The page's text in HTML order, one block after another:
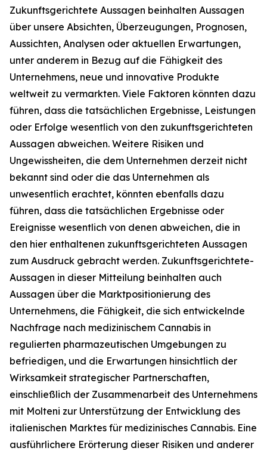
Zukunftsgerichtete Aussagen beinhalten Aussagen
über unsere Absichten, Überzeugungen, Prognosen,
Aussichten, Analysen oder aktuellen Erwartungen,
unter anderem in Bezug auf die Fähigkeit des
Unternehmens, neue und innovative Produkte
weltweit zu vermarkten. Viele Faktoren könnten dazu
führen, dass die tatsächlichen Ergebnisse, Leistungen
oder Erfolge wesentlich von den zukunftsgerichteten
Aussagen abweichen. Weitere Risiken und
Ungewissheiten, die dem Unternehmen derzeit nicht
bekannt sind oder die das Unternehmen als
unwesentlich erachtet, könnten ebenfalls dazu
führen, dass die tatsächlichen Ergebnisse oder
Ereignisse wesentlich von denen abweichen, die in
den hier enthaltenen zukunftsgerichteten Aussagen
zum Ausdruck gebracht werden. Zukunftsgerichtete-
Aussagen in dieser Mitteilung beinhalten auch
Aussagen über die Marktpositionierung des
Unternehmens, die Fähigkeit, die sich entwickelnde
Nachfrage nach medizinischem Cannabis in
regulierten pharmazeutischen Umgebungen zu
befriedigen, und die Erwartungen hinsichtlich der
Wirksamkeit strategischer Partnerschaften,
einschließlich der Zusammenarbeit des Unternehmens
mit Molteni zur Unterstützung der Entwicklung des
italienischen Marktes für medizinisches Cannabis. Eine
ausführlichere Erörterung dieser Risiken und anderer